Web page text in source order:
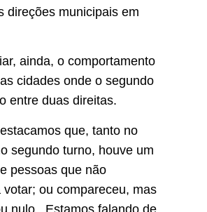
direções municipais em
ainda, o comportamento
as cidades onde o segundo
entre duas direitas.
que, tanto no
segundo turno, houve um
pessoas que não
votar; ou compareceu, mas
nulo. Estamos falando de